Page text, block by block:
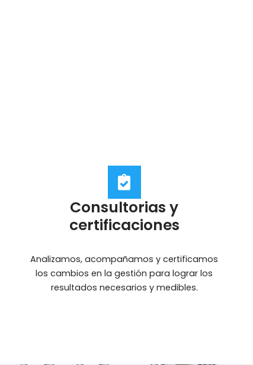
Consultorias y
certificaciones
Analizamos, acompañamos y certificamos
los cambios en la gestión para lograr los
resultados necesarios y medibles.